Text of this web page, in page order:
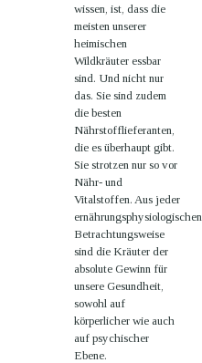
wissen, ist, dass die
meisten unserer
heimischen
Wildkräuter essbar
sind. Und nicht nur
das. Sie sind zudem
die besten
Nährstofflieferanten,
die es überhaupt gibt.
Sie strotzen nur so vor
Nähr- und
Vitalstoffen. Aus jeder
ernährungsphysiologischen
Betrachtungsweise
sind die Kräuter der
absolute Gewinn für
unsere Gesundheit,
sowohl auf
körperlicher wie auch
auf psychischer
Ebene.